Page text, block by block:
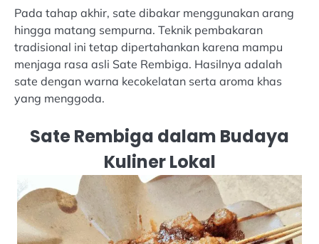
Pada tahap akhir, sate dibakar menggunakan arang
hingga matang sempurna. Teknik pembakaran
tradisional ini tetap dipertahankan karena mampu
menjaga rasa asli Sate Rembiga. Hasilnya adalah
sate dengan warna kecokelatan serta aroma khas
yang menggoda.
Sate Rembiga dalam Budaya
Kuliner Lokal